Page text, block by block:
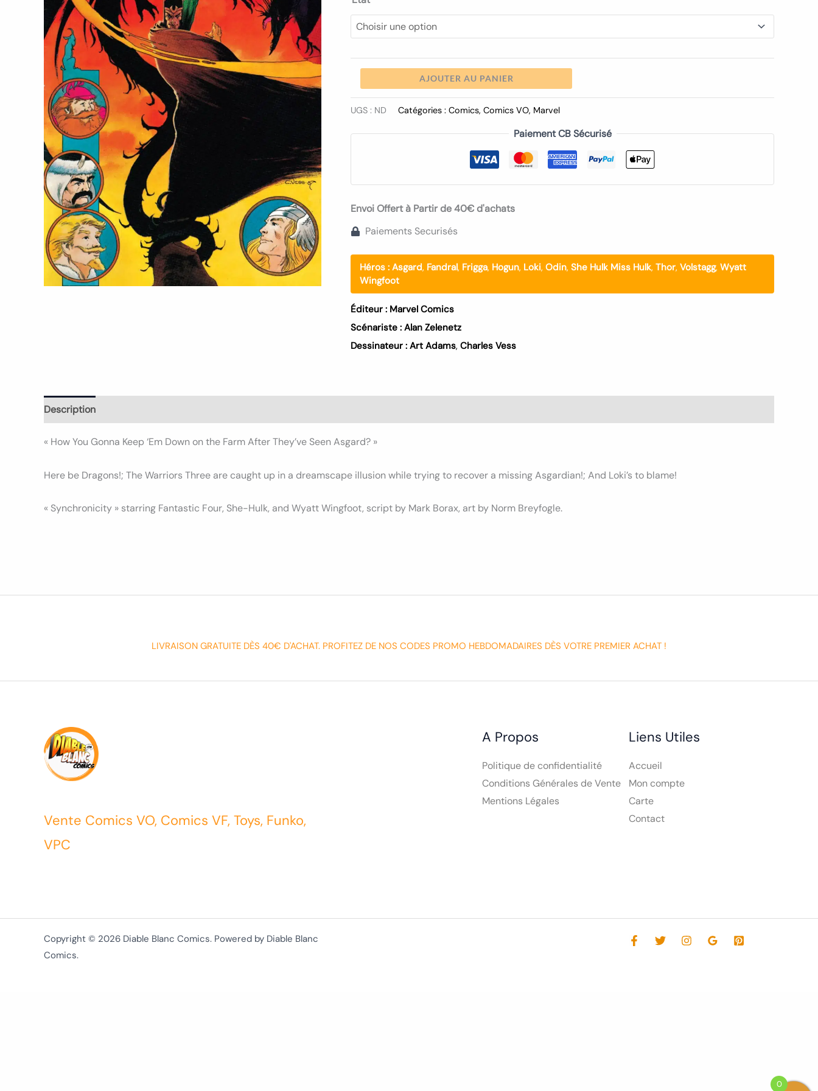
AJOUTER AU PANIER
UGS : ND Catégories : Comics, Comics VO, Marvel
Paiement CB Sécurisé
Envoi Offert à Partir de 40€ d'achats
Paiements Securisés
Héros : Asgard, Fandral, Frigga, Hogun, Loki, Odin, She Hulk Miss Hulk, Thor, Volstagg, Wyatt
Wingfoot
Éditeur : Marvel Comics
Scénariste : Alan Zelenetz
Dessinateur : Art Adams, Charles Vess
Description
« How You Gonna Keep ‘Em Down on the Farm After They’ve Seen Asgard? »
Here be Dragons!; The Warriors Three are caught up in a dreamscape illusion while trying to recover a missing Asgardian!; And Loki’s to blame!
« Synchronicity » starring Fantastic Four, She-Hulk, and Wyatt Wingfoot, script by Mark Borax, art by Norm Breyfogle.
LIVRAISON GRATUITE DÈS 40€ D'ACHAT. PROFITEZ DE NOS CODES PROMO HEBDOMADAIRES DÈS VOTRE PREMIER ACHAT !
Vente Comics VO, Comics VF, Toys, Funko,
VPC
A Propos
Politique de confidentialité
Conditions Générales de Vente
Mentions Légales
Liens Utiles
Accueil
Mon compte
Carte
Contact
Copyright © 2026 Diable Blanc Comics. Powered by Diable Blanc
Comics.
0